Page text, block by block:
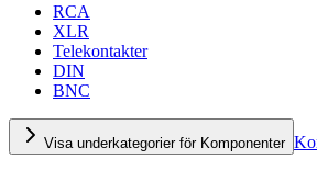
RCA
XLR
Telekontakter
DIN
BNC
Visa underkategorier för Komponenter